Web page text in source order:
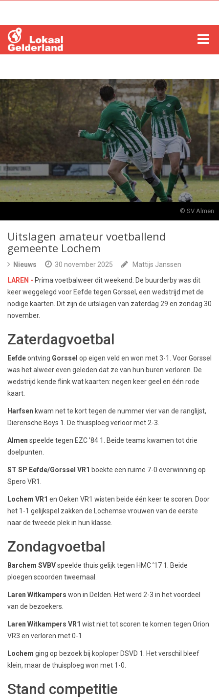
LOCHEM
ZUTPHEN
COLUMNS
RADIO
ZOEKEN
© SV Almen
Uitslagen amateur voetballend
gemeente Lochem
Nieuws 30 november 2025
Mattijs Janssen
LAREN - Prima voetbalweer dit weekend. De buurderby was dit
keer weggelegd voor Eefde tegen Gorssel, een wedstrijd met de
nodige kaarten. Dit zijn de uitslagen van zaterdag 29 en zondag 30
november.
Zaterdagvoetbal
Eefdeontving Gorssel op eigen veld en won met 3-1. Voor Gorssel
was het alweer even geleden dat ze van hun buren verloren. De
wedstrijd kende flink wat kaarten: negen keer geel en één rode
kaart.
Harfsen kwam net te kort tegen de nummer vier van de ranglijst,
Dierensche Boys 1. De thuisploeg verloor met 2-3.
Almen speelde tegen EZC ’84 1. Beide teams kwamen tot drie
doelpunten.
ST SP Eefde/Gorssel VR1 boekte een ruime 7-0 overwinning op
Spero VR1.
Lochem VR1 en Oeken VR1 wisten beide één keer te scoren. Door
het 1-1 gelijkspel zakken de Lochemse vrouwen van de eerste
naar de tweede plek in hun klasse.
Zondagvoetbal
Barchem SVBVspeelde thuis gelijk tegen HMC ’17 1. Beide
ploegen scoorden tweemaal.
Laren Witkampers won in Delden. Het werd 2-3 in het voordeel
van de bezoekers.
Laren Witkampers VR1 wist niet tot scoren te komen tegen Orion
VR3 en verloren met 0-1.
Lochem ging op bezoek bij koploper DSVD 1. Het verschil bleef
klein, maar de thuisploeg won met 1-0.
Stand competitie